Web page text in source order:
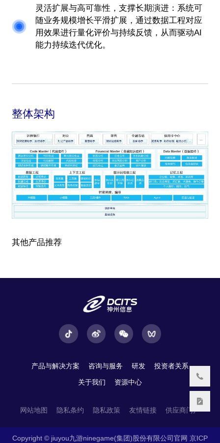
灵活扩展与高可靠性，支撑长期演进：系统可
随业务规模增长平滑扩展，通过数据工程对应
用效果进行量化评价与持续反馈，从而驱动AI
能力持续迭代优化。
整体架构
其他产品推荐
产品与解决方案 咨询与服务 研发 投资者关系
关于我们 资源中心
网站地图 隐私条约 隐私政策 友情链接 供应商门户
Copyright © jiuyou九游ninegame(集团)股份有限公司官网 京ICP